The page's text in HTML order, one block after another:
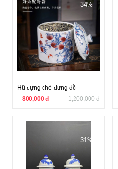
34%
Hũ đựng chè-đưng đồ
800,000 đ
1,200,000 đ
31%